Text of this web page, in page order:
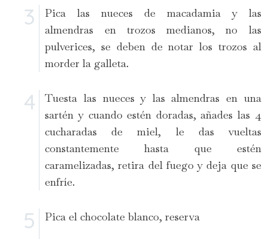
Pica las nueces de macadamia y las
almendras en trozos medianos, no las
pulverices, se deben de notar los trozos al
morder la galleta.
Tuesta las nueces y las almendras en una
sartén y cuando estén doradas, añades las 4
cucharadas de miel, le das vueltas
constantemente hasta que estén
caramelizadas, retira del fuego y deja que se
enfríe.
Pica el chocolate blanco, reserva